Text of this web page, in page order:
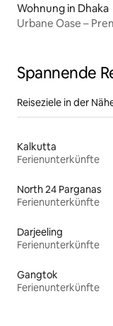
Wohnung in Dhaka
Urbane Oase –
Spannende
Reiseziele in der
Kalkutta
Ferienunterkünfte
North 24 Parganas
Ferienunterkünfte
Darjeeling
Ferienunterkünfte
Gangtok
Ferienunterkünfte